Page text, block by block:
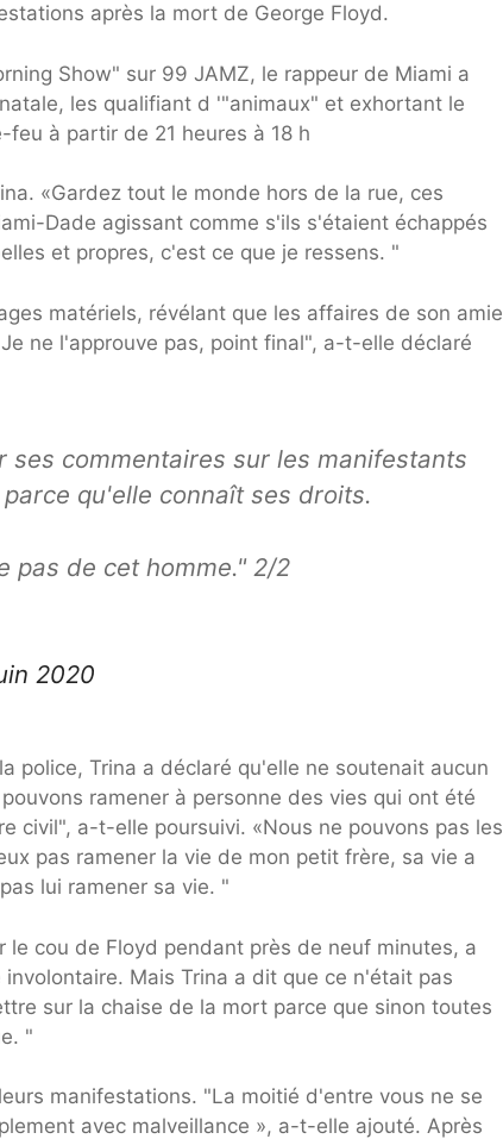
après la mort de George Floyd.
Show" sur 99 JAMZ, le rappeur de Miami a
les qualifiant d '"animaux" et exhortant le
à partir de 21 heures à 18 h
«Gardez tout le monde hors de la rue, ces
Dade agissant comme s'ils s'étaient échappés
et propres, c'est ce que je ressens. "
matériels, révélant que les affaires de son amie
ne l'approuve pas, point final", a-t-elle déclaré
commentaires sur les manifestants
qu'elle connaît ses droits.
pas de cet homme." 2/2
2020
police, Trina a déclaré qu'elle ne soutenait aucun
ramener à personne des vies qui ont été
civil", a-t-elle poursuivi. «Nous ne pouvons pas les
pas ramener la vie de mon petit frère, sa vie a
lui ramener sa vie. "
cou de Floyd pendant près de neuf minutes, a
Mais Trina a dit que ce n'était pas
sur la chaise de la mort parce que sinon toutes
"
manifestations. "La moitié d'entre vous ne se
avec malveillance », a-t-elle ajouté. Après